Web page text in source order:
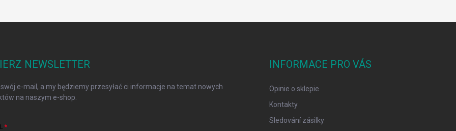
NEWSLETTER
e-mail, a my będziemy przesyłać ci informacje na temat nowych
na naszym e-shop.
INFORMACE PRO VÁS
Opinie o sklepie
Kontakty
Sledování zásilky